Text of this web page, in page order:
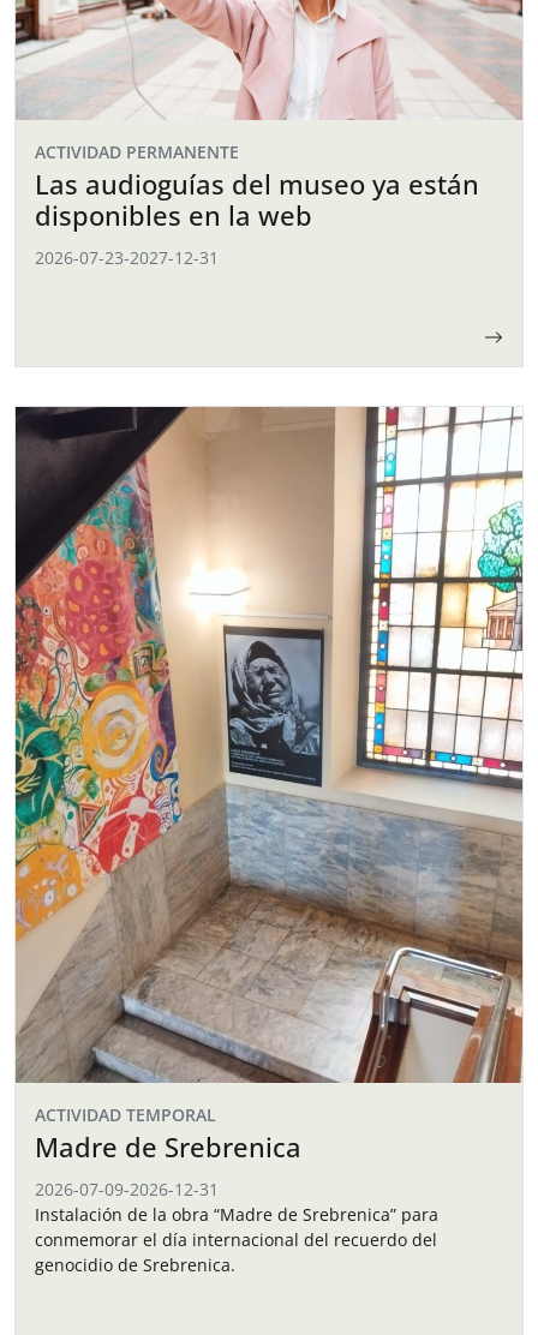
ACTIVIDAD PERMANENTE
Las audioguías del museo ya están
disponibles en la web
2026-07-23-2027-12-31
ACTIVIDAD TEMPORAL
Madre de Srebrenica
2026-07-09-2026-12-31
Instalación de la obra “Madre de Srebrenica” para
conmemorar el día internacional del recuerdo del
genocidio de Srebrenica.